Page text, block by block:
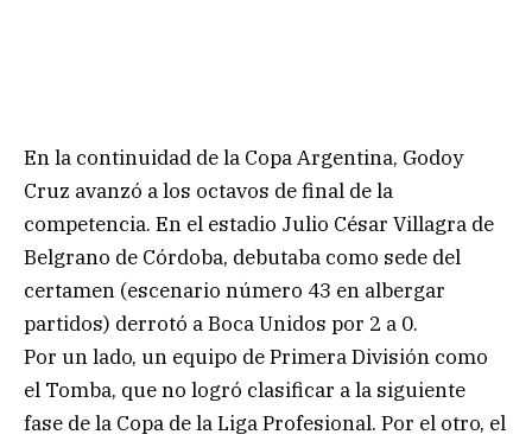
En la continuidad de la Copa Argentina, Godoy
Cruz avanzó a los octavos de final de la
competencia. En el estadio Julio César Villagra de
Belgrano de Córdoba, debutaba como sede del
certamen (escenario número 43 en albergar
partidos) derrotó a Boca Unidos por 2 a 0.
Por un lado, un equipo de Primera División como
el Tomba, que no logró clasificar a la siguiente
fase de la Copa de la Liga Profesional. Por el otro, el